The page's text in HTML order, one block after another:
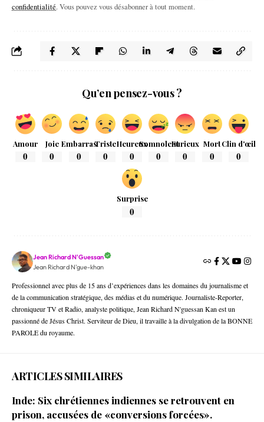
confidentialité. Vous pouvez vous désabonner à tout moment.
Qu’en pensez-vous ?
Amour
0
Joie
0
Embarras
0
Triste
0
Heureux
0
Somnolent
0
Furieux
0
Mort
0
Clin d'œil
0
Surprise
0
Jean Richard N'Guessan
Jean Richard N'gue-khan
Professionnel avec plus de 15 ans d’expériences dans les domaines du journalisme et
de la communication stratégique, des médias et du numérique. Journaliste-Reporter,
chroniqueur TV et Radio, analyste politique, Jean Richard N'guessan Kan est un
passionné de Jésus Christ. Serviteur de Dieu, il travaille à la divulgation de la BONNE
PAROLE du royaume.
ARTICLES SIMILAIRES
Inde: Six chrétiennes indiennes se retrouvent en
prison, accusées de «conversions forcées».